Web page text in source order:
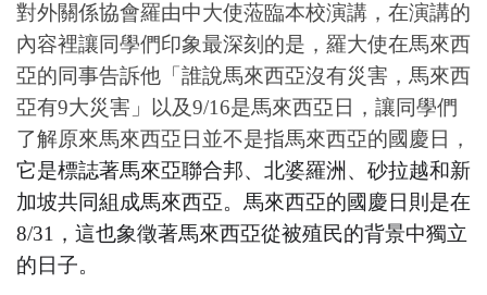
對外關係協會羅由中大使蒞臨本校演講，在演講的
內容裡讓同學們印象最深刻的是，羅大使在馬來西
亞的同事告訴他「誰說馬來西亞沒有災害，馬來西
亞有9大災害」以及9/16是馬來西亞日，讓同學們
了解原來馬來西亞日並不是指馬來西亞的國慶日，
它是標誌著馬來亞聯合邦、北婆羅洲、砂拉越和新
加坡共同組成馬來西亞。馬來西亞的國慶日則是在
8/31 ，這也象徵著馬來西亞從被殖民的背景中獨立
的日子。